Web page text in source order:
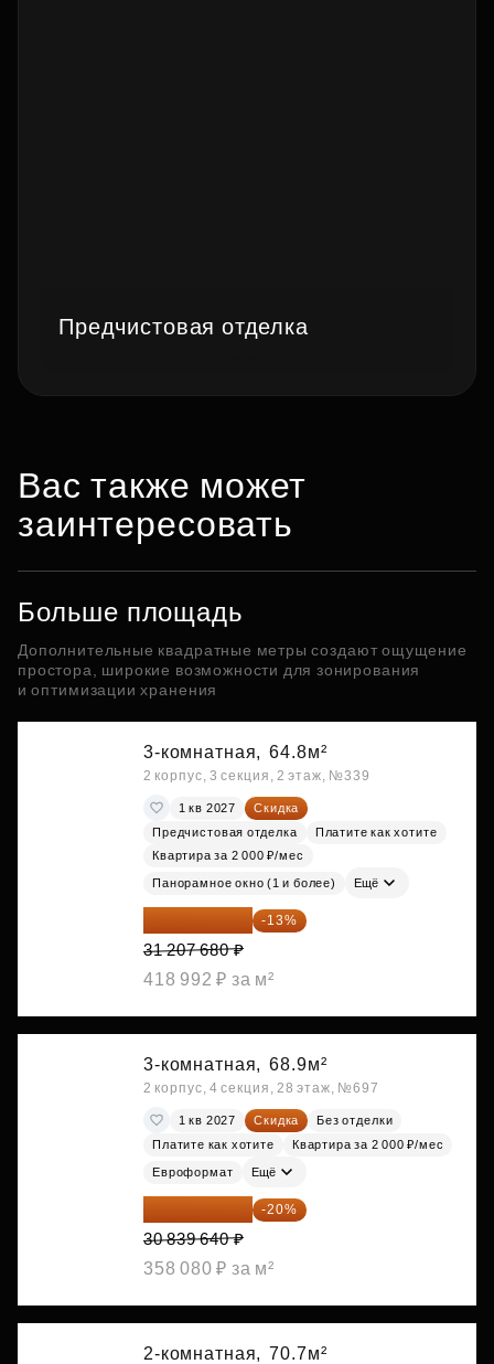
Предчистовая отделка
Вас также может
заинтересовать
Больше площадь
Дополнительные квадратные метры создают ощущение
простора, широкие возможности для зонирования
и оптимизации хранения
3-комнатная, 64.8м²
2 корпус, 3 секция, 2 этаж, №339
1 кв 2027
Скидка
Предчистовая отделка
Платите как хотите
Квартира за 2 000 ₽/мес
Панорамное окно (1 и более) Ещё
27 150 682 ₽ -13%
31 207 680 ₽
418 992 ₽ за м²
3-комнатная, 68.9м²
2 корпус, 4 секция, 28 этаж, №697
1 кв 2027 Скидка
Без отделки
Платите как хотите
Квартира за 2 000 ₽/мес
Евроформат Ещё
24 671 712 ₽ -20%
30 839 640 ₽
358 080 ₽ за м²
2-комнатная, 70.7м²